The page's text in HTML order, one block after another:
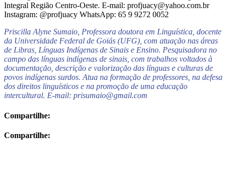
Integral Região Centro-Oeste. E-mail: profjuacy@yahoo.com.br
Instagram: @profjuacy WhatsApp: 65 9 9272 0052
Priscilla Alyne Sumaio, Professora doutora em Linguística, docente
da Universidade Federal de Goiás (UFG), com atuação nas áreas
de Libras, Línguas Indígenas de Sinais e Ensino. Pesquisadora no
campo das línguas indígenas de sinais, com trabalhos voltados à
documentação, descrição e valorização das línguas e culturas de
povos indígenas surdos. Atua na formação de professores, na defesa
dos direitos linguísticos e na promoção de uma educação
intercultural. E-mail: prisumaio@gmail.com
Compartilhe:
Compartilhe: